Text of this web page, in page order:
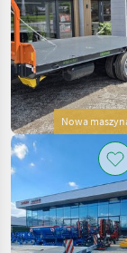
Nowa